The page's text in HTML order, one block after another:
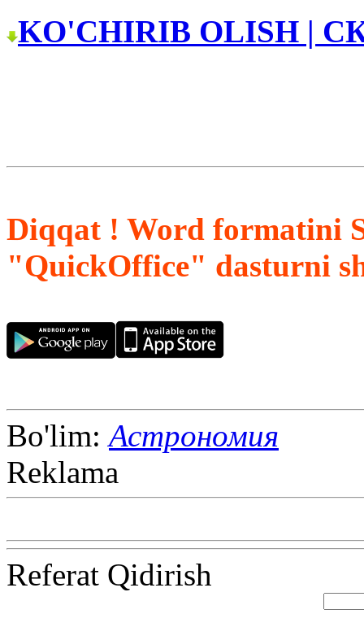
KO'CHIRIB OLISH |
Diqqat ! Word formatini
"QuickOffice" dasturni
Bo'lim:Астрономия
Reklama
Referat Qidirish